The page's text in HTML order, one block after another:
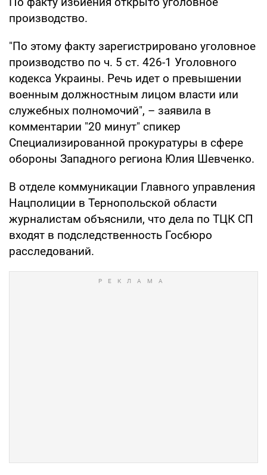
производство.
"По этому факту зарегистрировано уголовное
производство по ч. 5 ст. 426-1 Уголовного
кодекса Украины. Речь идет о превышении
военным должностным лицом власти или
служебных полномочий", – заявила в
комментарии "20 минут" спикер
Специализированной прокуратуры в сфере
обороны Западного региона Юлия Шевченко.
В отделе коммуникации Главного управления
Нацполиции в Тернопольской области
журналистам объяснили, что дела по ТЦК СП
входят в подследственность Госбюро
расследований.